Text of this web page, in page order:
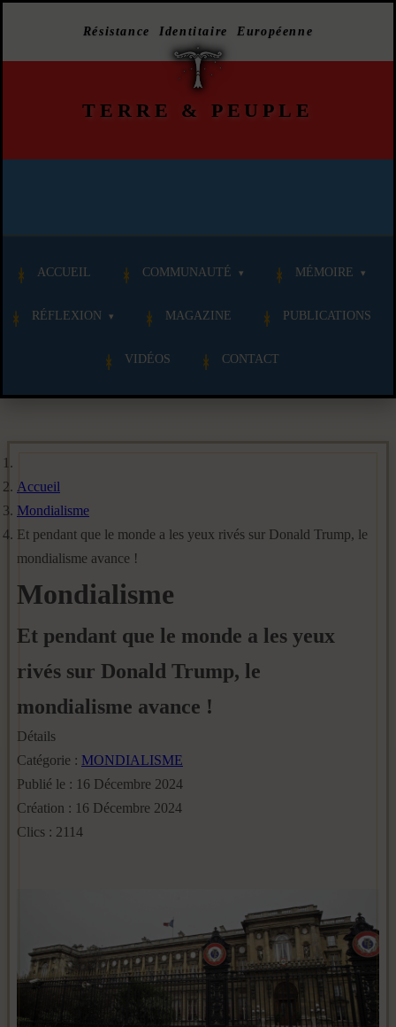
Résistance Identitaire Européenne
TERRE & PEUPLE
ACCUEIL COMMUNAUTÉ MÉMOIRE
RÉFLEXION MAGAZINE PUBLICATIONS
VIDÉOS CONTACT
Accueil
Mondialisme
Et pendant que le monde a les yeux rivés sur Donald Trump, le
mondialisme avance !
Mondialisme
Et pendant que le monde a les yeux
rivés sur Donald Trump, le
mondialisme avance !
Détails
Catégorie : MONDIALISME
Publié le : 16 Décembre 2024
Création : 16 Décembre 2024
Clics : 2114